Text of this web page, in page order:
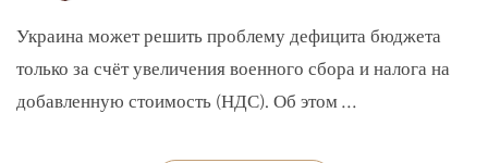
Украина может решить проблему дефицита бюджета
только за счёт увеличения военного сбора и налога на
добавленную стоимость (НДС). Об этом …